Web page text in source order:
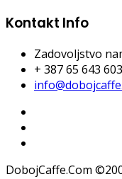
Kontakt Info
Zadovoljstvo
+ 387 65 643
DobojCaffe.Com